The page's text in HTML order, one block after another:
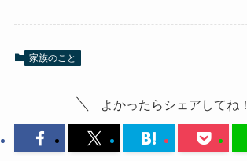
家族のこと
よかったらシェアしてね！